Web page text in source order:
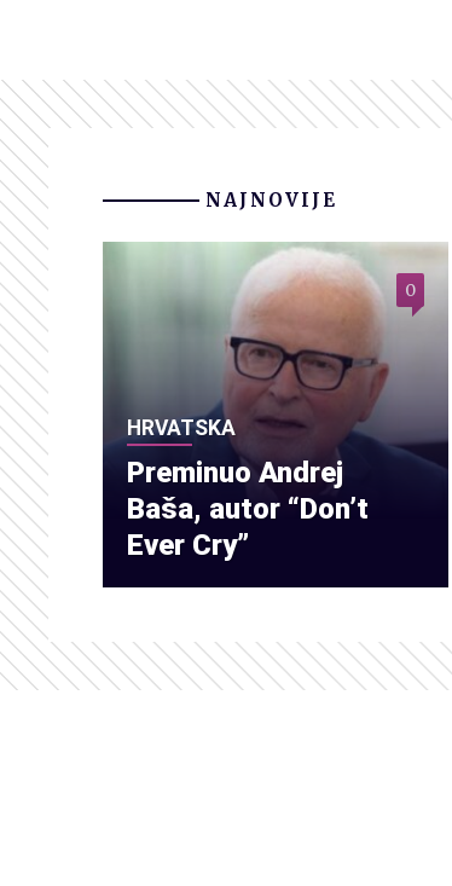
NAJNOVIJE
HRVATSKA
Preminuo Andrej
Baša, autor “Don’t
Ever Cry”
0